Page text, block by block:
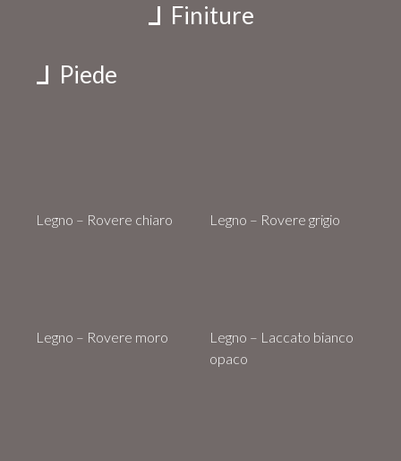
Finiture
Piede
Legno – Rovere chiaro Legno – Rovere grigio
Legno – Rovere moro
Legno – Laccato bianco
opaco